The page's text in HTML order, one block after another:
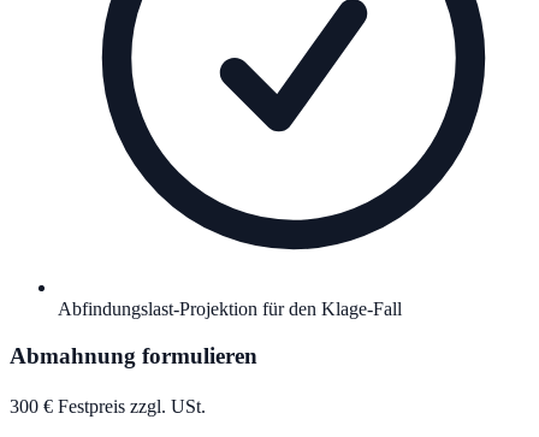
Abfindungslast-Projektion für den Klage-Fall
Abmahnung formulieren
300 € Festpreis zzgl. USt.